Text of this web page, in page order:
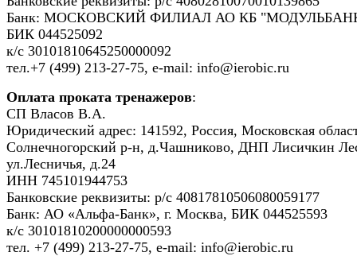
Банк: МОСКОВСКИЙ ФИЛИАЛ АО КБ
БИК 044525092
к/с 30101810645250000092
тел.+7 (499) 213-27-75, e-mail: info@ierobic.ru
Оплата проката тренажеров:
СП Власов В.А.
Юридический адрес: 141592, Россия, Московская
Солнечногорский р-н, д.Чашниково, ДНП Лисичкин
ул.Лесничья, д.24
ИНН 745101944753
Банковские реквизиты: р/с 40817810506080059177
Банк: АО «Альфа-Банк», г. Москва, БИК 044525593
к/с 30101810200000000593
тел. +7 (499) 213-27-75, e-mail: info@ierobic.ru